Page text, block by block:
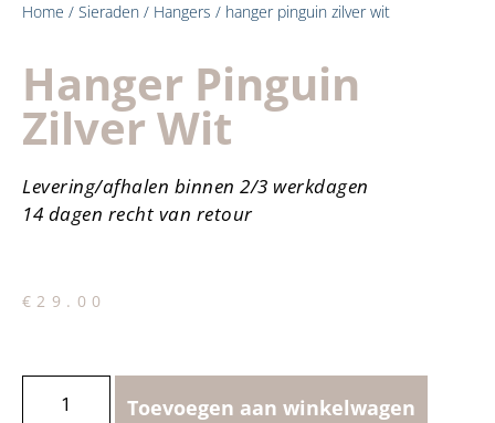
Home / Sieraden / Hangers / hanger pinguin zilver wit
Hanger Pinguin
Zilver Wit
Levering/afhalen binnen 2/3 werkdagen
14 dagen recht van retour
€ 29.00
Toevoegen aan winkelwagen